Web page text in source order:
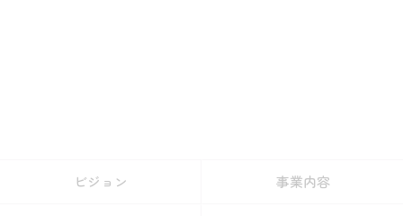
ビジョン 事業内容